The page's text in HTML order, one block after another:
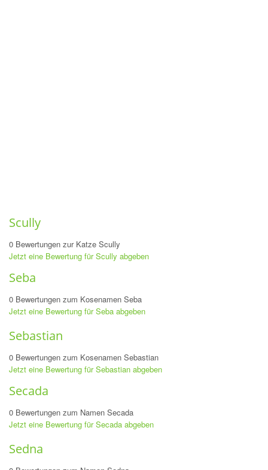
Scully
0 Bewertungen zur Katze Scully
Jetzt eine Bewertung für Scully abgeben
Seba
0 Bewertungen zum Kosenamen Seba
Jetzt eine Bewertung für Seba abgeben
Sebastian
0 Bewertungen zum Kosenamen Sebastian
Jetzt eine Bewertung für Sebastian abgeben
Secada
0 Bewertungen zum Namen Secada
Jetzt eine Bewertung für Secada abgeben
Sedna